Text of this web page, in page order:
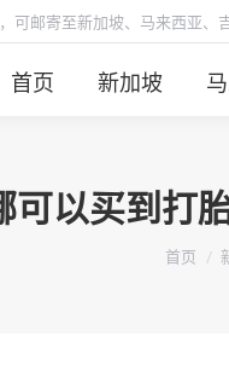
邮寄至新加坡、马来西亚、
首页 新加坡
可以买到打
你在这
首页